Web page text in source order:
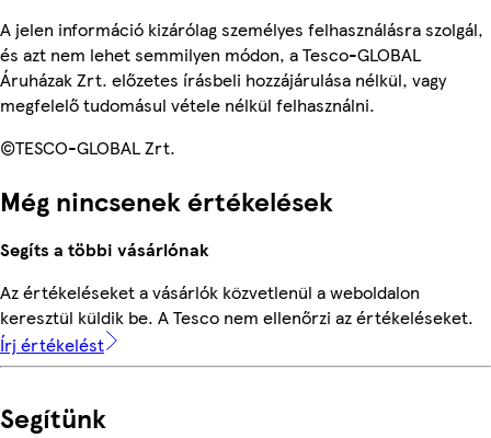
A jelen információ kizárólag személyes felhasználásra szolgál,
és azt nem lehet semmilyen módon, a Tesco-GLOBAL
Áruházak Zrt. előzetes írásbeli hozzájárulása nélkül, vagy
megfelelő tudomásul vétele nélkül felhasználni.
©TESCO-GLOBAL Zrt.
Még nincsenek értékelések
Segíts a többi vásárlónak
Az értékeléseket a vásárlók közvetlenül a weboldalon
keresztül küldik be. A Tesco nem ellenőrzi az értékeléseket.
Írj értékelést
Segítünk